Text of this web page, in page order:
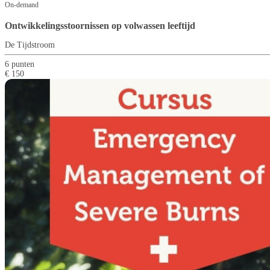
On-demand
Ontwikkelingsstoornissen op volwassen leeftijd
De Tijdstroom
6 punten
€ 150